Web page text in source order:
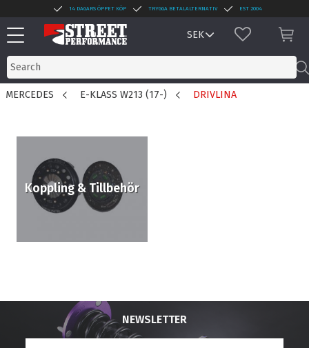
Menu
14 DAGARS ÖPPET KÖP TRYGGA BETALALTERNATIV EST 2004
FAVORITES
MERCEDES E-KLASS W213 (17-) DRIVLINA
Koppling & Tillbehör
NEWSLETTER